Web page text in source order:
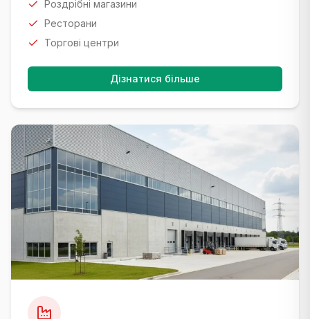
Роздрібні магазини
Ресторани
Торгові центри
Дізнатися більше